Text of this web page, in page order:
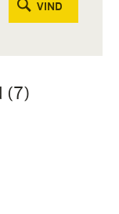
VIND
(7)